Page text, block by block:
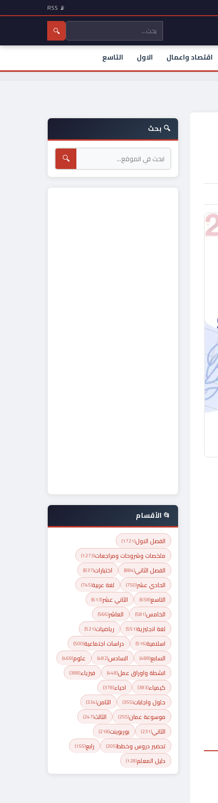
📡 RSS
🔍
اقتصاد واعمال الاول التاسع
🔍 بحث
🔍
📂 الأقسام
الفصل الاول(1721)
ملخصات وشروحات ومراجعات(1273)
الفصل الثاني(884) اختبارات(837)
الحادي عشر(750) لغة عربية(745)
التاسع(658) الثاني عشر(613)
الخامس(581) العاشر(566)
لغة انجليزية(551) رياضيات(521)
اسلامية(516) دراسات اجتماعية(500)
السابع(488) السادس(482) علوم(469)
انشطة واوراق عمل(448) فيزياء(388)
كيمياء(383) احياء(378)
حلول واجابات(355) الثامن(334)
موسوعة عمان(255) الثالث(247)
الثاني(231) بوربوينت(218)
تحضير دروس وخطط(205) رابع(155)
دليل المعلم(128)